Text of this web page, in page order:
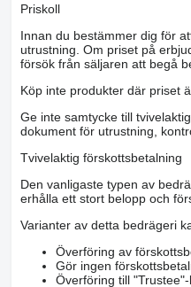
Priskoll
Innan du bestämmer dig för
utrustning. Om priset på
försök från säljaren att begå
Köp inte produkter där priset
Ge inte samtycke till
dokument för utrustning,
Tvivelaktig förskottsbetalning
Den vanligaste typen av
erhålla ett stort belopp och
Varianter av detta bedrägeri
Överföring av
Gör ingen
Överföring till